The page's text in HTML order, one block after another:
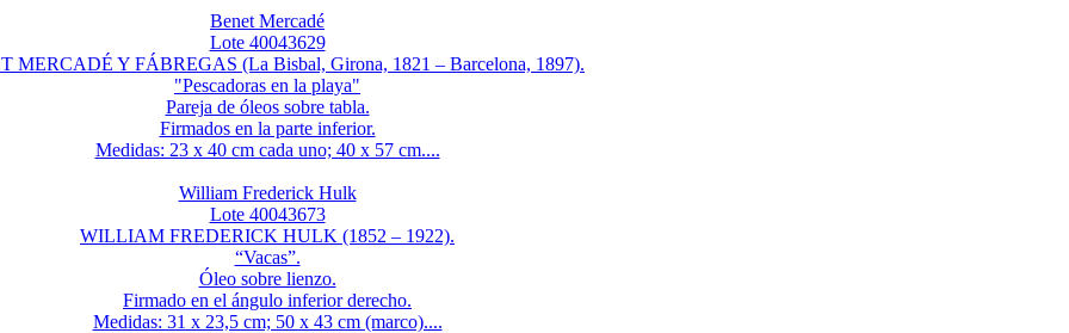
Benet Mercadé
Lote 40043629
MERCADÉ Y FÁBREGAS (La Bisbal, Girona, 1821 – Barcelona, 1897).
"Pescadoras en la playa"
Pareja de óleos sobre tabla.
Firmados en la parte inferior.
Medidas: 23 x 40 cm cada uno; 40 x 57 cm....
William Frederick Hulk
Lote 40043673
WILLIAM FREDERICK HULK (1852 – 1922).
“Vacas”.
Óleo sobre lienzo.
Firmado en el ángulo inferior derecho.
Medidas: 31 x 23,5 cm; 50 x 43 cm (marco)....